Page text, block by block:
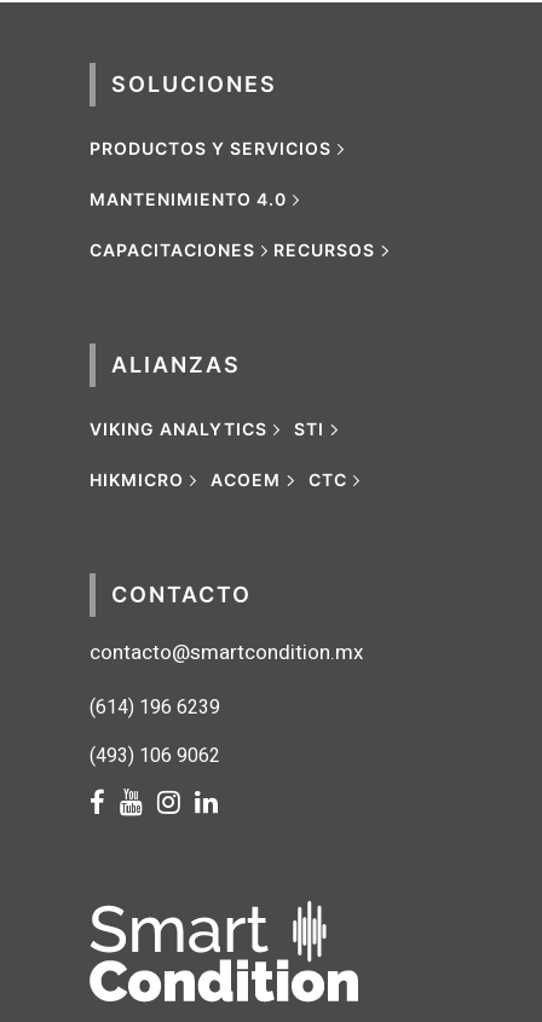
SOLUCIONES
PRODUCTOS Y SERVICIOS
MANTENIMIENTO 4.0
CAPACITACIONES RECURSOS
ALIANZAS
VIKING ANALYTICS STI
HIKMICRO ACOEM CTC
CONTACTO
contacto@smartcondition.mx
(614) 196 6239
(493) 106 9062